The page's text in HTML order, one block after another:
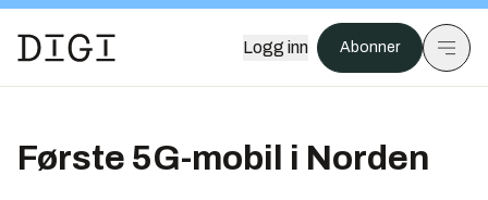
Logg inn Abonner
Første 5G-mobil i Norden